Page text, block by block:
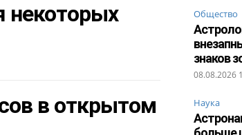
Общество
знаков
08.08.2026
Наука
некоторых
в открытом